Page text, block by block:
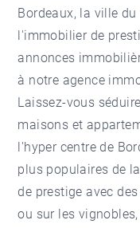
Bordeaux, la ville
l'immobilier de
annonces
à notre agence
Laissez-vous
maisons et
l'hyper centre de
plus populaires de
de prestige avec
ou sur les